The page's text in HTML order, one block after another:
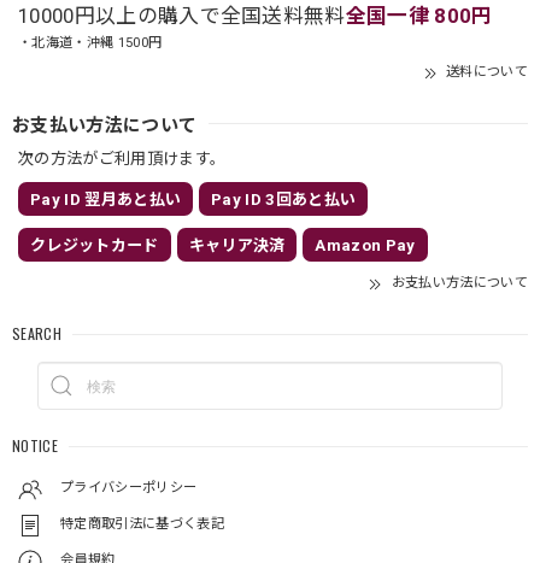
10000円以上の購入で全国送料無料全国一律 800円
・北海道・沖縄 1500円
送料について
お支払い方法について
次の方法がご利用頂けます。
Pay ID 翌月あと払い Pay ID 3回あと払い
クレジットカード キャリア決済 Amazon Pay
お支払い方法について
SEARCH
NOTICE
プライバシーポリシー
特定商取引法に基づく表記